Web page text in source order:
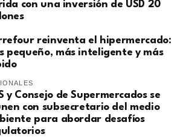
con una inversión de USD 20
reinventa el hipermercado:
pequeño, más inteligente y más
y Consejo de Supermercados se
con subsecretario del medio
para abordar desafíos